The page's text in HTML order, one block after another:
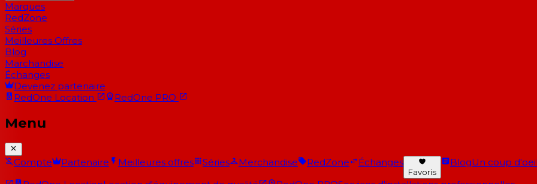
Marques
RedZone
Séries
Meilleures Offres
Blog
Marchandise
Échanges
Devenez partenaire
RedOne Location RedOne PRO
Menu
Compte Partenaire Meilleures offres Séries Merchandise RedZone Échanges
Favoris
BlogUn coup